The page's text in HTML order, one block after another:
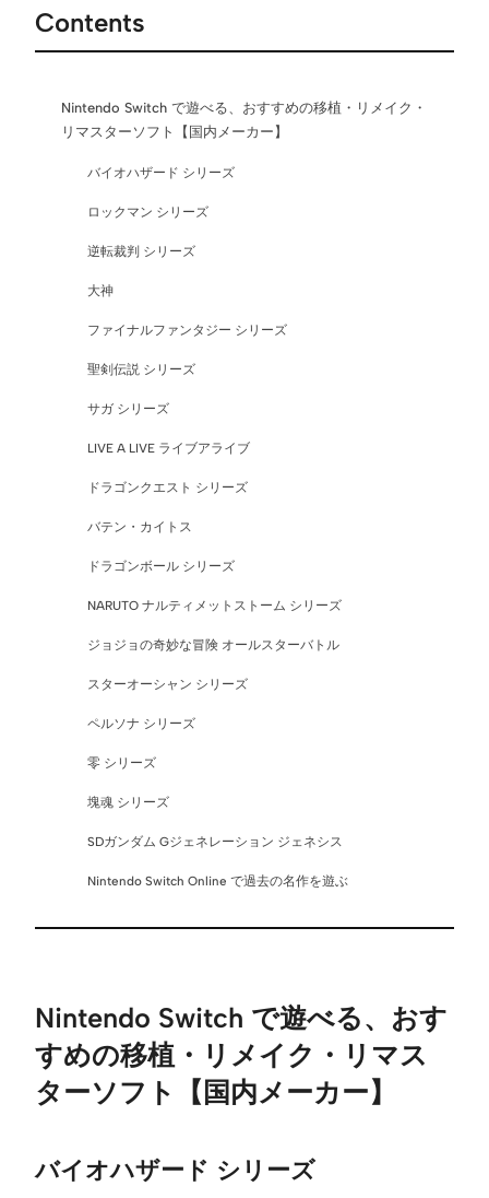
Contents
Nintendo Switch で遊べる、おすすめの移植・リメイク・
リマスターソフト【国内メーカー】
バイオハザード シリーズ
ロックマン シリーズ
逆転裁判 シリーズ
大神
ファイナルファンタジー シリーズ
聖剣伝説 シリーズ
サガ シリーズ
LIVE A LIVE ライブアライブ
ドラゴンクエスト シリーズ
バテン・カイトス
ドラゴンボール シリーズ
NARUTO ナルティメットストーム シリーズ
ジョジョの奇妙な冒険 オールスターバトル
スターオーシャン シリーズ
ペルソナ シリーズ
零 シリーズ
塊魂 シリーズ
SDガンダム Gジェネレーション ジェネシス
Nintendo Switch Online で過去の名作を遊ぶ
Nintendo Switch で遊べる、おす
すめの移植・リメイク・リマス
ターソフト【国内メーカー】
バイオハザード シリーズ